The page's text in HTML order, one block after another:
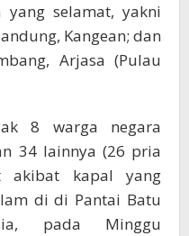
yang selamat, yakni
Kangean; dan
Arjasa (Pulau
8 warga negara
34 lainnya (26 pria
akibat kapal yang
di di Pantai Batu
pada Minggu